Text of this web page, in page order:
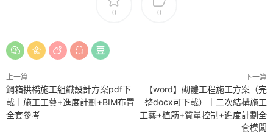
0 0
上一篇
鋼箱拱橋施工組織設計方案pdf下
載｜施工工藝+進度計劃+BIM布置
全套參考
下一篇
【word】砌體工程施工方案（完
整docx可下載）｜二次結構施工
工藝+植筋+質量控制+進度計劃全
套模闆